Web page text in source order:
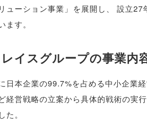
ューション事業 」 を展開し 、 設立27
ます。
レイスグループの事業内
日本企業の99.7%を占める中小企業
経営戦略の立案から具体的戦術の実
た。